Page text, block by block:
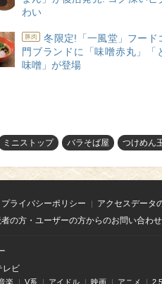
わい
豚肉
冬限定!「一風堂」フード
門ブランドに「味噌赤丸」「
味噌」が登場
ミニストップ バラそば屋 つけめん
プライバシーポリシー アクセスデータ
の方・ユーザーの方からのお問い合わせ
レビ
楽 V系 アイドル 映画 アニメ